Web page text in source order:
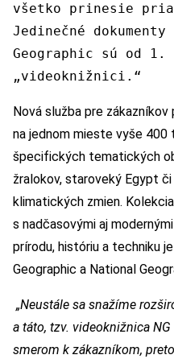
všetko prinesie
Jedinečné
Geographic sú od
„videoknižnici.“
Nová služba pre zákazníkov
na jednom mieste vyše 400
špecifických tematických
žralokov, staroveký Egypt
klimatických zmien.
s nadčasovými aj
prírodu, históriu a techniku
Geographic a National
„Neustále sa snažíme
a táto, tzv. videoknižnica
smerom k zákazníkom,